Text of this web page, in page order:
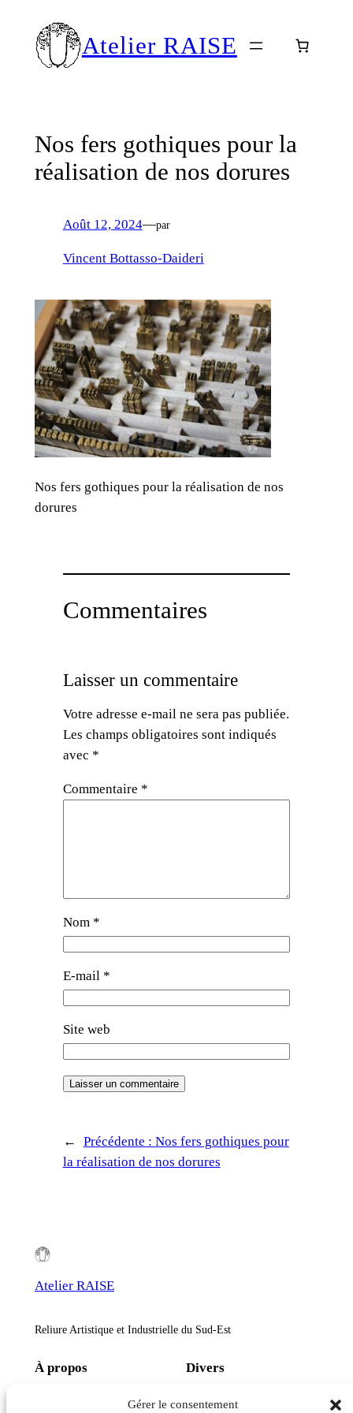
Gérer le consentement
contenu
Atelier RAISE
Nos fers gothiques pour la
réalisation de nos dorures
Août 12, 2024—par
Vincent Bottasso-Daideri
Nos fers gothiques pour la réalisation de nos
dorures
Commentaires
Laisser un commentaire
Votre adresse e-mail ne sera pas publiée.
Les champs obligatoires sont indiqués
avec *
Commentaire *
Nom *
E-mail *
Site web
← Précédente : Nos fers gothiques pour
la réalisation de nos dorures
Atelier RAISE
Reliure Artistique et Industrielle du Sud-Est
À propos Divers